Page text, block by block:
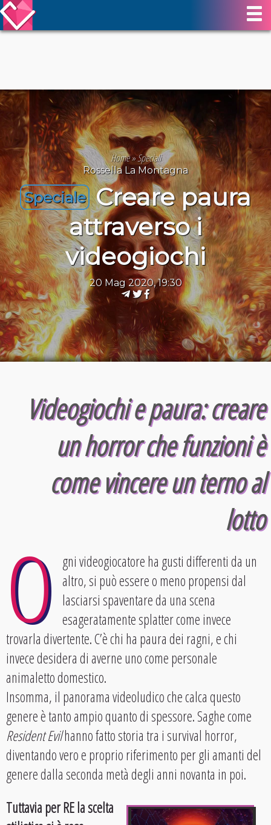
Home»Speciali
Rossella La Montagna
Speciale Creare paura
attraverso i
videogiochi
20 Mag 2020, 19:30
Videogiochi e paura: creare
un horror che funzioni è
come vincere un terno al
lotto
O gni videogiocatore ha gusti differenti da un
altro, si può essere o meno propensi dal
lasciarsi spaventare da una scena
esageratamente splatter come invece
trovarla divertente. C’è chi ha paura dei ragni, e chi
invece desidera di averne uno come personale
animaletto domestico.
Insomma, il panorama videoludico che calca questo
genere è tanto ampio quanto di spessore. Saghe come
Resident Evilhanno fatto storia tra i survival horror,
diventando vero e proprio riferimento per gli amanti del
genere dalla seconda metà degli anni novanta in poi.
Tuttavia per RE la scelta